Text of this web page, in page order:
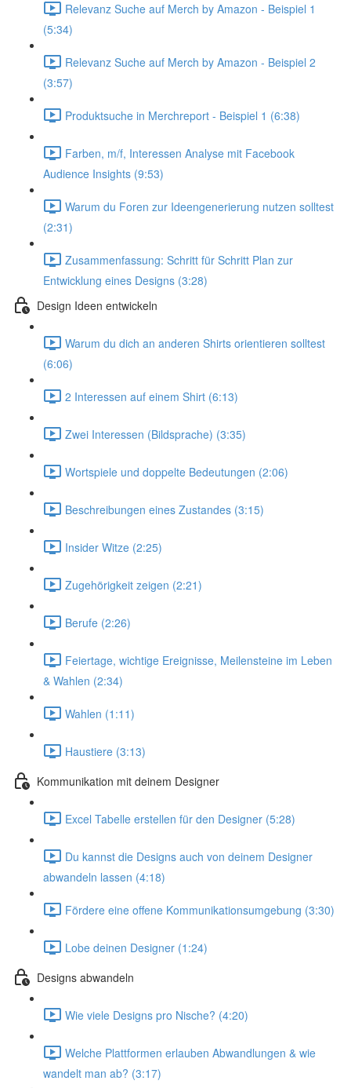
Relevanz Suche auf Merch by Amazon - Beispiel 1
(5:34)
Relevanz Suche auf Merch by Amazon - Beispiel 2
(3:57)
Produktsuche in Merchreport - Beispiel 1 (6:38)
Farben, m/f, Interessen Analyse mit Facebook
Audience Insights (9:53)
Warum du Foren zur Ideengenerierung nutzen solltest
(2:31)
Zusammenfassung: Schritt für Schritt Plan zur
Entwicklung eines Designs (3:28)
Design Ideen entwickeln
Warum du dich an anderen Shirts orientieren solltest
(6:06)
2 Interessen auf einem Shirt (6:13)
Zwei Interessen (Bildsprache) (3:35)
Wortspiele und doppelte Bedeutungen (2:06)
Beschreibungen eines Zustandes (3:15)
Insider Witze (2:25)
Zugehörigkeit zeigen (2:21)
Berufe (2:26)
Feiertage, wichtige Ereignisse, Meilensteine im Leben
& Wahlen (2:34)
Wahlen (1:11)
Haustiere (3:13)
Kommunikation mit deinem Designer
Excel Tabelle erstellen für den Designer (5:28)
Du kannst die Designs auch von deinem Designer
abwandeln lassen (4:18)
Fördere eine offene Kommunikationsumgebung (3:30)
Lobe deinen Designer (1:24)
Designs abwandeln
Wie viele Designs pro Nische? (4:20)
Welche Plattformen erlauben Abwandlungen & wie
wandelt man ab? (3:17)